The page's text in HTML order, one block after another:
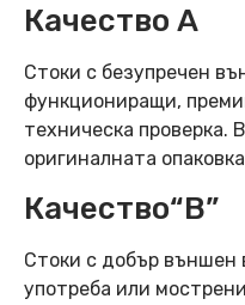
Качество А
Стоки с безупречен
функциониращи,
техническа
оригиналната
Качество“B”
Стоки с добър външен
употреба или